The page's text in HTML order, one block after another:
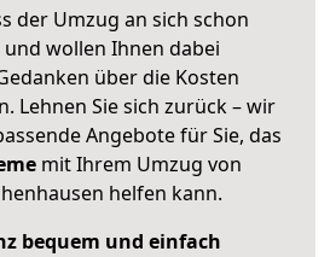
der Umzug an sich schon
wollen Ihnen dabei
über die Kosten
Lehnen Sie sich zurück – wir
Angebote für Sie, das
mit Ihrem Umzug von
helfen kann.
bequem und einfach